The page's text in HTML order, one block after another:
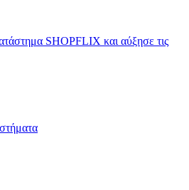
SHOPFLIX και αύξησε τις